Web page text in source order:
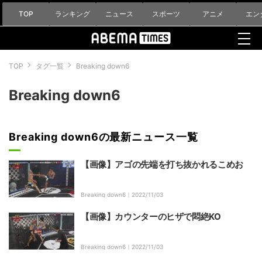
TOP ランキング ニュース スポーツ アニメ エン
TOP タグ一覧 Breaking down6
Breaking down6
Breaking down6の最新ニュース一覧
【画像】アゴの先端を打ち抜かれるこめお
Breaking down6｜ 2022/11/03
【画像】カウンターのヒザで悶絶KO
Breaking down6｜ 2022/11/03